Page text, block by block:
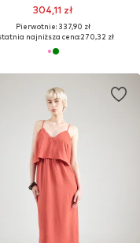
304,11 zł
Pierwotnie: 337,90 zł
najniższa cena:270,32 zł